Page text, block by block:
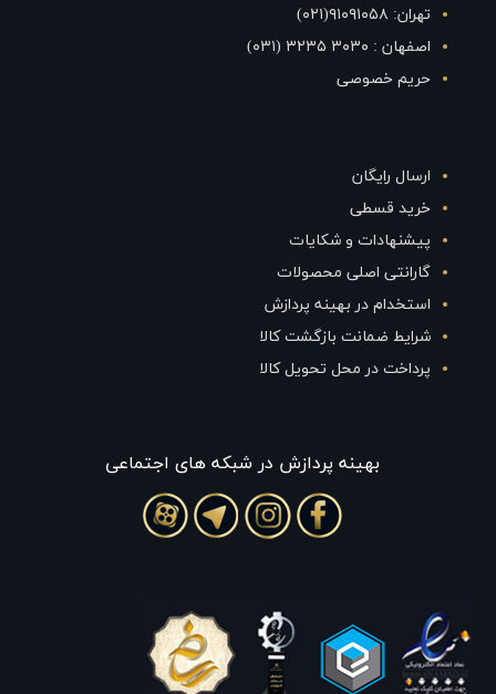
تهران: ۹۱۰۹۱۰۵۸(۰۲۱)
اصفهان : ۳۰۳۰ ۳۲۳۵ (۰۳۱)
حریم خصوصی
ارسال رایگان
خرید قسطی
پیشنهادات و شکایات
گارانتی اصلی محصولات
استخدام در بهینه پردازش
شرایط ضمانت بازگشت کالا
پرداخت در محل تحویل کالا
بهينه پردازش در شبکه های اجتماعی